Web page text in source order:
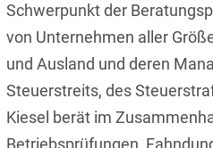
Transport, Verkehr &
Vertriebsrecht
Wirtschafts- und
Schwerpunkt der
von Unternehmen aller
und Ausland und deren
Steuerstreits, des
Kiesel berät im
Betriebsprüfungen,